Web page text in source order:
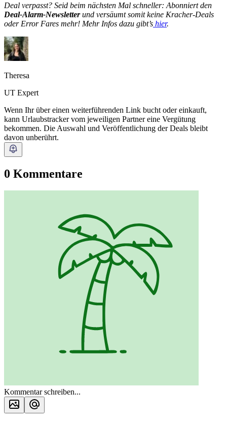
Deal verpasst? Seid beim nächsten Mal schneller: Abonniert den
Deal-Alarm-Newsletterund versäumt somit keine Kracher-Deals
oder Error Fares mehr! Mehr Infos dazu gibt’s hier.
Theresa
UT Expert
Wenn Ihr über einen weiterführenden Link bucht oder einkauft,
kann Urlaubstracker vom jeweiligen Partner eine Vergütung
bekommen. Die Auswahl und Veröffentlichung der Deals bleibt
davon unberührt.
0 Kommentare
Kommentar schreiben...